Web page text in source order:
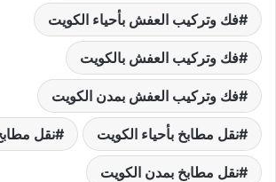
فك وتركيب العفش بأحياء الكويت
فك وتركيب العفش بالكويت
فك وتركيب العفش بمدن الكويت
نقل مطابخ بأحياء الكويت نقل
نقل مطابخ بمدن الكويت